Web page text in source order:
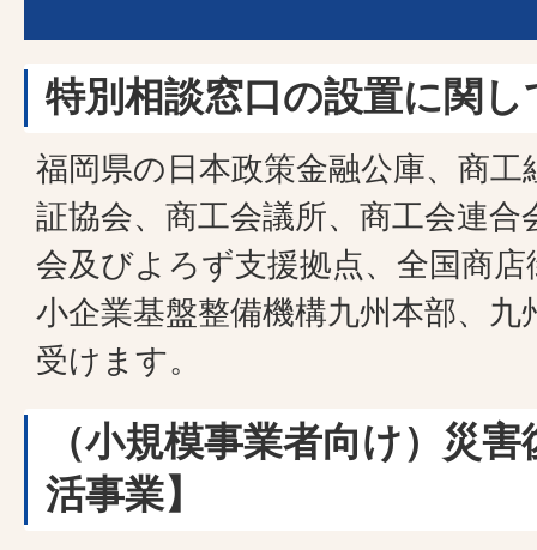
特別相談窓口の設置に関し
福岡県の日本政策金融公庫、商工
証協会、商工会議所、商工会連合
会及びよろず支援拠点、全国商
小企業基盤整備機構九州本部、
受けます。
（小規模事業者向け）災
活事業】